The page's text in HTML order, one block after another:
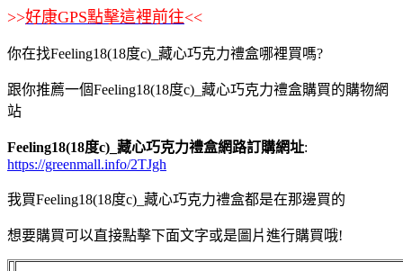
>>好康GPS點擊這裡前往<<
你在找Feeling18(18度c)_藏心巧克力禮盒哪裡買嗎?
跟你推薦一個Feeling18(18度c)_藏心巧克力禮盒購買的購物網
站
Feeling18(18度c)_藏心巧克力禮盒網路訂購網址:
https://greenmall.info/2TJgh
我買Feeling18(18度c)_藏心巧克力禮盒都是在那邊買的
想要購買可以直接點擊下面文字或是圖片進行購買哦!